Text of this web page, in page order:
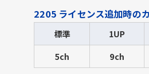
2205 ライセンス追加時の
標準 1UP
5ch
9ch